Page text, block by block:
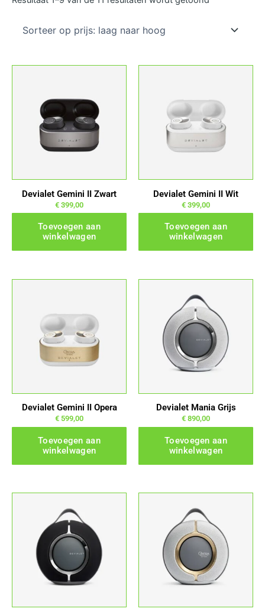
Devialet Gemini II Zwart
€ 399,00
Toevoegen aan
winkelwagen
Devialet Gemini II Wit
€ 399,00
Toevoegen aan
winkelwagen
Devialet Gemini II Opera
€ 599,00
Toevoegen aan
winkelwagen
Devialet Mania Grijs
€ 890,00
Toevoegen aan
winkelwagen